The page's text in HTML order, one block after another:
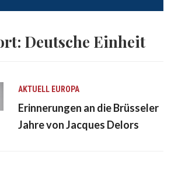
Deutsche Einheit
AKTUELL EUROPA
Erinnerungen an die Brüsseler
Jahre von Jacques Delors